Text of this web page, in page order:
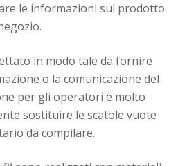
le informazioni sul prodotto
in modo tale da fornire
o la comunicazione del
per gli operatori è molto
sostituire le scatole vuote
da compilare.